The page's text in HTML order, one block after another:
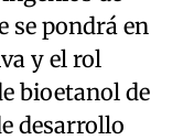
se pondrá en
y el rol
bioetanol de
desarrollo